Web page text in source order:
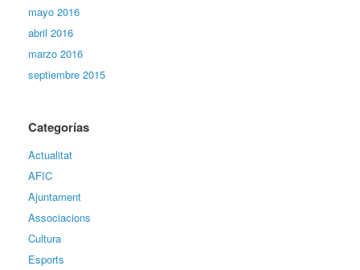
mayo 2016
abril 2016
marzo 2016
septiembre 2015
Categorías
Actualitat
AFIC
Ajuntament
Associacions
Cultura
Esports